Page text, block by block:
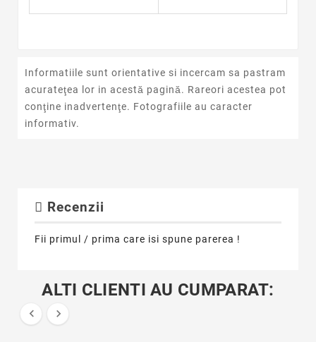
Informatiile sunt orientative si incercam sa pastram
acurateţea lor in acestă pagină. Rareori acestea pot
conţine inadvertenţe. Fotografiile au caracter
informativ.
Recenzii
Fii primul / prima care isi spune parerea !
ALTI CLIENTI AU CUMPARAT:
 